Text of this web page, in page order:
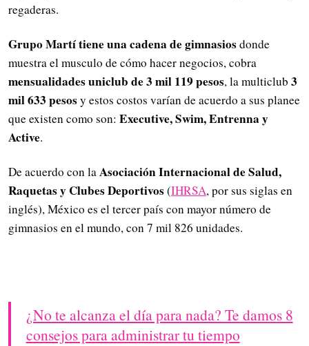
regaderas.
Grupo Martí tiene una cadena de gimnasiosdonde
muestra el musculo de cómo hacer negocios, cobra
mensualidades uniclub de 3 mil 119 pesos, la multiclub 3
mil 633 pesosy estos costos varían de acuerdo a sus planee
que existen como son: Executive, Swim, Entrenna y
Active.
De acuerdo con laAsociación Internacional de Salud,
Raquetas y Clubes Deportivos(IHRSA, por sus siglas en
inglés), México es el tercer país con mayor número de
gimnasios en el mundo, con 7 mil 826 unidades.
¿No te alcanza el día para nada? Te damos 8
consejos para administrar tu tiempo